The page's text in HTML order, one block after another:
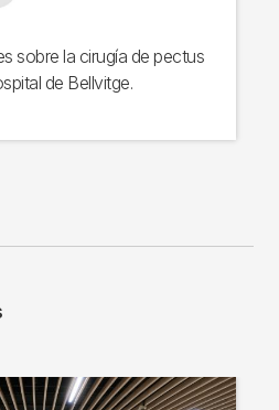
sobre la cirugía de pectus
de Bellvitge.